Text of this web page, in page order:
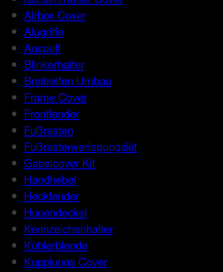
Airbox Cover
Alugriffe
Auspuff
Blinkerhalter
Breitreifen Umbau
Frame Cover
Frontfender
Fußrasten
Fußrastenverlegungskit
Gabelcover Kit
Handhebel
Heckfender
Hupendeckel
Kennzeichenhalter
Kühlerblende
Kupplungs Cover